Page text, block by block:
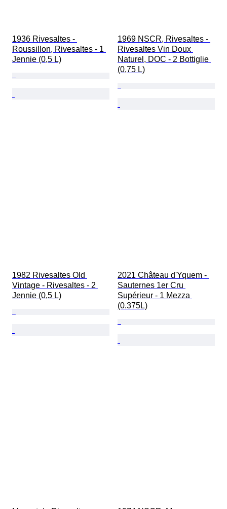
1936 Rivesaltes -
Roussillon, Rivesaltes - 1
Jennie (0,5 L)
1969 NSCR, Rivesaltes -
Rivesaltes Vin Doux
Naturel, DOC - 2 Bottiglie
(0,75 L)
1982 Rivesaltes Old
Vintage - Rivesaltes - 2
Jennie (0,5 L)
2021 Château d'Yquem -
Sauternes 1er Cru
Supérieur - 1 Mezza
(0.375L)